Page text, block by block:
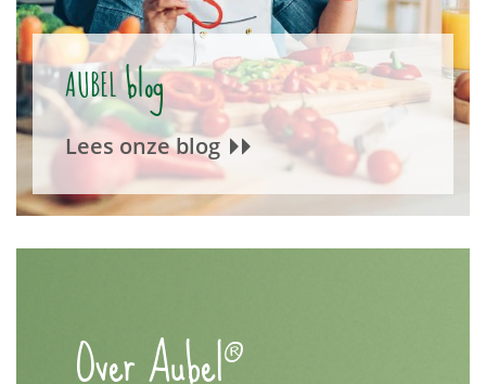
AUBELblog
Lees onze blog
Over Aubel®